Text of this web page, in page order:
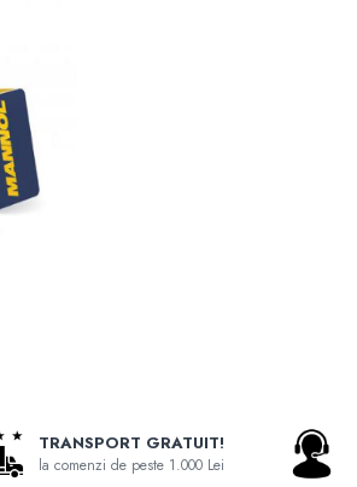
TRANSPORT GRATUIT!
la comenzi de peste 1.000 Lei